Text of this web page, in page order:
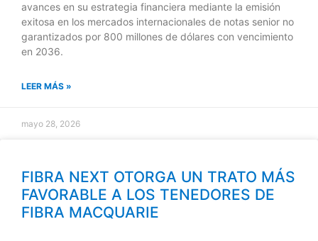
avances en su estrategia financiera mediante la emisión
exitosa en los mercados internacionales de notas senior no
garantizados por 800 millones de dólares con vencimiento
en 2036.
LEER MÁS »
mayo 28, 2026
FIBRA NEXT OTORGA UN TRATO MÁS
FAVORABLE A LOS TENEDORES DE
FIBRA MACQUARIE